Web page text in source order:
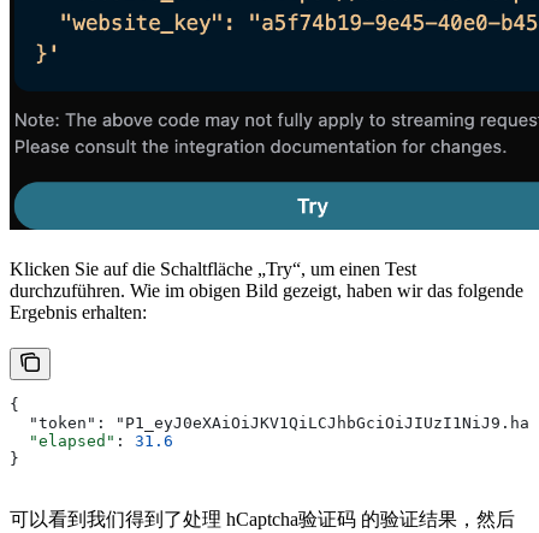
Klicken Sie auf die Schaltfläche „Try“, um einen Test
durchzuführen. Wie im obigen Bild gezeigt, haben wir das folgende
Ergebnis erhalten:
{
"token":
  "elapsed"
: 31.6
}
可以看到我们得到了处理 hCaptcha验证码 的验证结果，然后